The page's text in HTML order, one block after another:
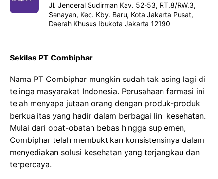
Jl. Jenderal Sudirman Kav. 52-53, RT.8/RW.3,
Senayan, Kec. Kby. Baru, Kota Jakarta Pusat,
Daerah Khusus Ibukota Jakarta 12190
Sekilas PT Combiphar
Nama PT Combiphar mungkin sudah tak asing lagi di
telinga masyarakat Indonesia. Perusahaan farmasi ini
telah menyapa jutaan orang dengan produk-produk
berkualitas yang hadir dalam berbagai lini kesehatan.
Mulai dari obat-obatan bebas hingga suplemen,
Combiphar telah membuktikan konsistensinya dalam
menyediakan solusi kesehatan yang terjangkau dan
terpercaya.